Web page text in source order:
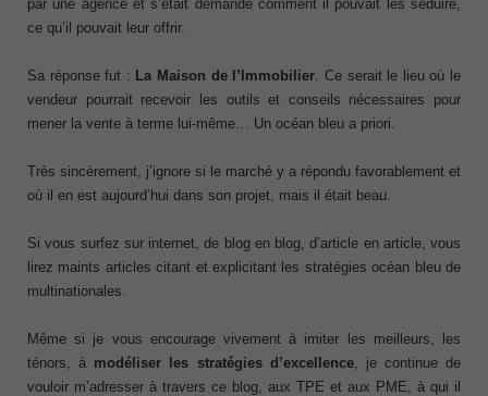
par une agence et s’était demandé comment il pouvait les séduire,
ce qu’il pouvait leur offrir.
Sa réponse fut : La Maison de l’Immobilier . Ce serait le lieu où le
vendeur pourrait recevoir les outils et conseils nécessaires pour
mener la vente à terme lui-même… Un océan bleu a priori.
Très sincèrement, j’ignore si le marché y a répondu favorablement et
où il en est aujourd’hui dans son projet, mais il était beau.
Si vous surfez sur internet, de blog en blog, d’article en article, vous
lirez maints articles citant et explicitant les stratégies océan bleu de
multinationales.
Même si je vous encourage vivement à imiter les meilleurs, les
ténors, à modéliser les stratégies d’excellence, je continue de
vouloir m’adresser à travers ce blog, aux TPE et aux PME, à qui il